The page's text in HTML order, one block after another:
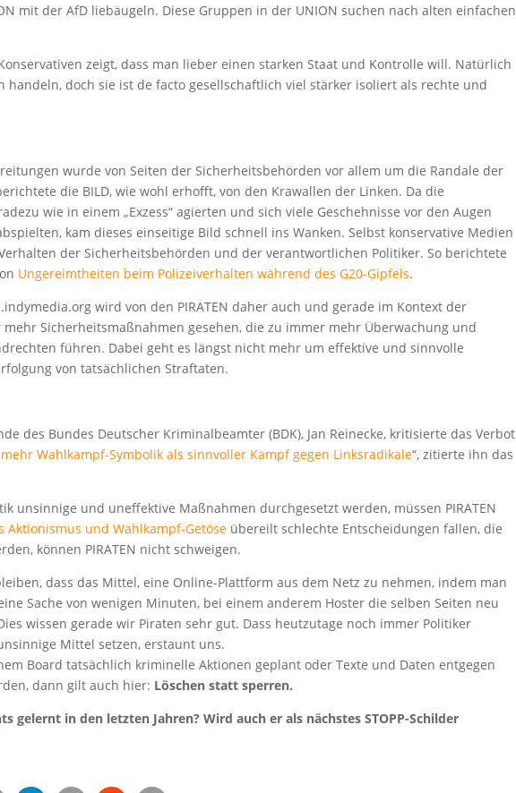
mit der AfD liebäugeln. Diese Gruppen in der UNION suchen nach alten einfachen
zeigt, dass man lieber einen starken Staat und Kontrolle will. Natürlich
handeln, doch sie ist de facto gesellschaftlich viel stärker isoliert als rechte und
wurde von Seiten der Sicherheitsbehörden vor allem um die Randale der
die BILD, wie wohl erhofft, von den Krawallen der Linken. Da die
wie in einem „Exzess“ agierten und sich viele Geschehnisse vor den Augen
kam dieses einseitige Bild schnell ins Wanken. Selbst konservative Medien
der Sicherheitsbehörden und der verantwortlichen Politiker. So berichtete
Ungereimtheiten beim Polizeiverhalten während des G20-Gipfels.
wird von den PIRATEN daher auch und gerade im Kontext der
Sicherheitsmaßnahmen gesehen, die zu immer mehr Überwachung und
führen. Dabei geht es längst nicht mehr um effektive und sinnvolle
von tatsächlichen Straftaten.
des Bundes Deutscher Kriminalbeamter (BDK), Jan Reinecke, kritisierte das Verbot
mehr Wahlkampf-Symbolik als sinnvoller Kampf gegen Linksradikale“, zitierte ihn das
unsinnige und uneffektive Maßnahmen durchgesetzt werden, müssen PIRATEN
Aktionismus und Wahlkampf-Getöse übereilt schlechte Entscheidungen fallen, die
können PIRATEN nicht schweigen.
dass das Mittel, eine Online-Plattform aus dem Netz zu nehmen, indem man
Sache von wenigen Minuten, bei einem anderem Hoster die selben Seiten neu
wissen gerade wir Piraten sehr gut. Dass heutzutage noch immer Politiker
Mittel setzen, erstaunt uns.
Board tatsächlich kriminelle Aktionen geplant oder Texte und Daten entgegen
dann gilt auch hier: Löschen statt sperren.
gelernt in den letzten Jahren? Wird auch er als nächstes STOPP-Schilder